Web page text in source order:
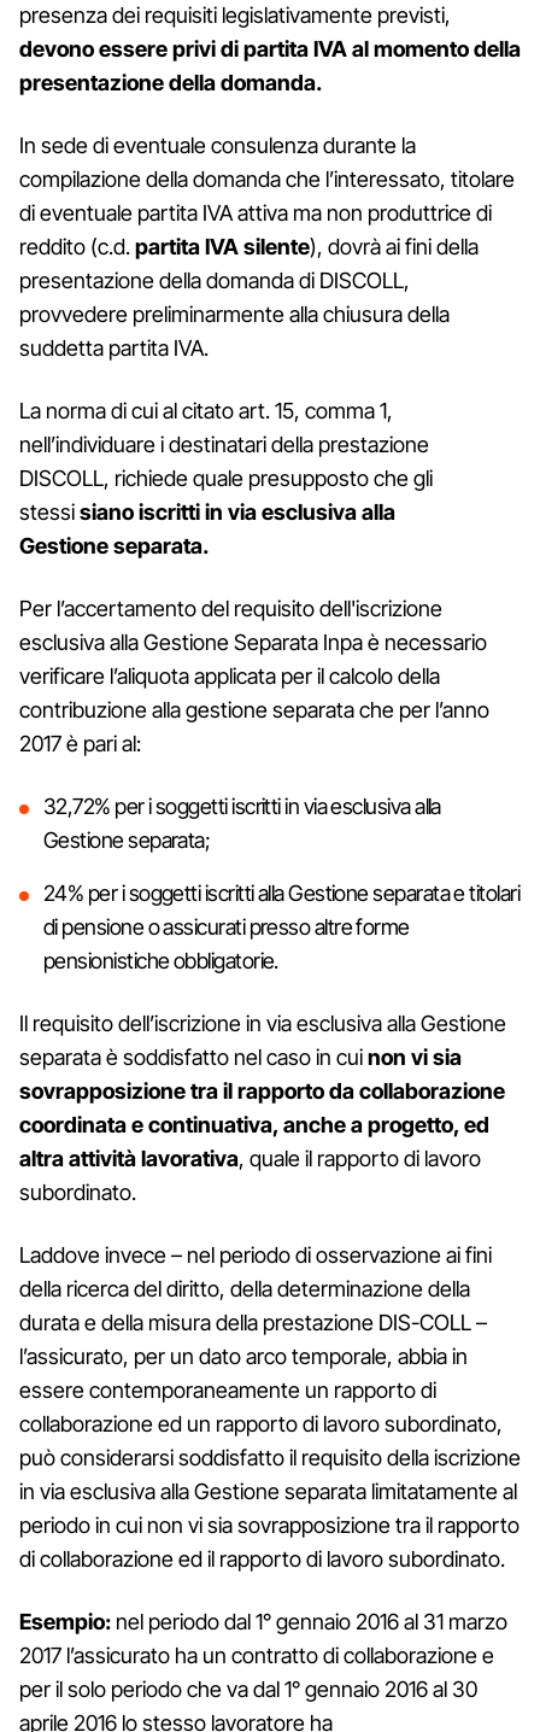
presenza dei requisiti legislativamente previsti,
devono essere privi di partita IVA al momento della
presentazione della domanda.
In sede di eventuale consulenza durante la
compilazione della domanda che l’interessato, titolare
di eventuale partita IVA attiva ma non produttrice di
reddito (c.d.partita IVA silente), dovrà ai fini della
presentazione della domanda di DISCOLL,
provvedere preliminarmente alla chiusura della
suddetta partita IVA.
La norma di cui al citato art. 15, comma 1,
nell’individuare i destinatari della prestazione
DISCOLL, richiede quale presupposto che gli
stessisiano iscritti in via esclusiva alla
Gestione separata.
Per l’accertamento del requisito dell'iscrizione
esclusiva alla Gestione Separata Inpa è necessario
verificare l’aliquota applicata per il calcolo della
contribuzione alla gestione separata che per l’anno
2017 è pari al:
32,72% per i soggetti iscritti in via esclusiva alla
Gestione separata;
24% per i soggetti iscritti alla Gestione separata e titolari
di pensione o assicurati presso altre forme
pensionistiche obbligatorie.
Il requisito dell’iscrizione in via esclusiva alla Gestione
separata è soddisfatto nel caso in cuinon vi sia
sovrapposizione tra il rapporto da collaborazione
coordinata e continuativa, anche a progetto, ed
altra attività lavorativa, quale il rapporto di lavoro
subordinato.
Laddove invece – nel periodo di osservazione ai fini
della ricerca del diritto, della determinazione della
durata e della misura della prestazione DIS-COLL –
l’assicurato, per un dato arco temporale, abbia in
essere contemporaneamente un rapporto di
collaborazione ed un rapporto di lavoro subordinato,
può considerarsi soddisfatto il requisito della iscrizione
in via esclusiva alla Gestione separata limitatamente al
periodo in cui non vi sia sovrapposizione tra il rapporto
di collaborazione ed il rapporto di lavoro subordinato.
Esempio: nel periodo dal 1° gennaio 2016 al 31 marzo
2017 l’assicurato ha un contratto di collaborazione e
per il solo periodo che va dal 1° gennaio 2016 al 30
aprile 2016 lo stesso lavoratore ha